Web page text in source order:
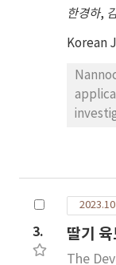
한경하,
Korean
was
3.
2023.10
딸기
The